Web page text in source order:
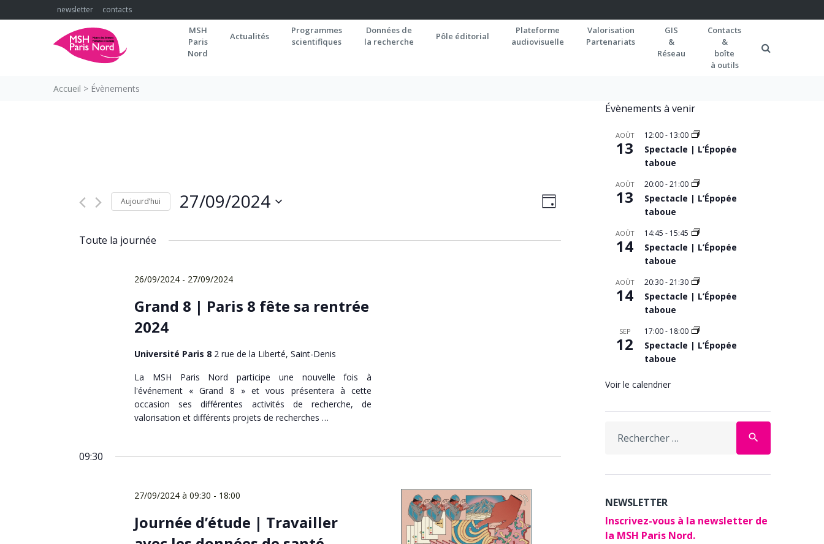
to
newsletter contacts
MSH
Paris
Nord
Actualités
Programmes
scientifiques
Données de
la recherche
Pôle éditorial
Plateforme
audiovisuelle
Valorisation
Partenariats
GIS
&
Réseau
Contacts
&
boîte
à outils
Accueil > Évènements
NAVIGATION
CONSULTATIONS
Navigation
Évènement
JOUR
Aujourd’hui 27/09/2024
Toute la journée
26/09/2024 - 27/09/2024
Grand 8 | Paris 8 fête sa rentrée
2024
Université Paris 8 2 rue de la Liberté, Saint-Denis
La MSH Paris Nord participe une nouvelle fois à
l'événement « Grand 8 » et vous présentera à cette
occasion ses différentes activités de recherche, de
valorisation et différents projets de recherches …
09:30
27/09/2024 à 09:30 - 18:00
Journée d’étude | Travailler
Évènements à venir
AOÛT
13
12:00- 13:00
Spectacle | L’Épopée
taboue
AOÛT
13
20:00-21:00
Spectacle | L’Épopée
taboue
AOÛT
14
14:45 - 15:45
Spectacle | L’Épopée
taboue
AOÛT
14
20:30-21:30
Spectacle | L’Épopée
taboue
SEP
12
17:00- 18:00
Spectacle | L’Épopée
taboue
Voir le calendrier
for:
search
NEWSLETTER
Inscrivez-vous à la newsletter de
la MSH Paris Nord.